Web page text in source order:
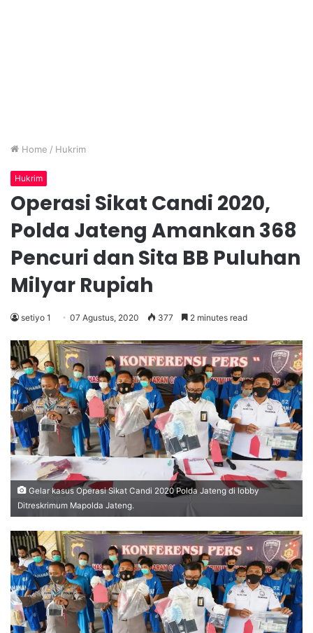
Home / Hukrim
Hukrim
Operasi Sikat Candi 2020,
Polda Jateng Amankan 368
Pencuri dan Sita BB Puluhan
Milyar Rupiah
setiyo 1 07 Agustus, 2020 377 2 minutes read
Gelar kasus Operasi Sikat Candi 2020 Polda Jateng di lobby
Ditreskrimum Mapolda Jateng.